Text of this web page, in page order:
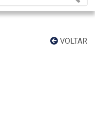
VOLTAR